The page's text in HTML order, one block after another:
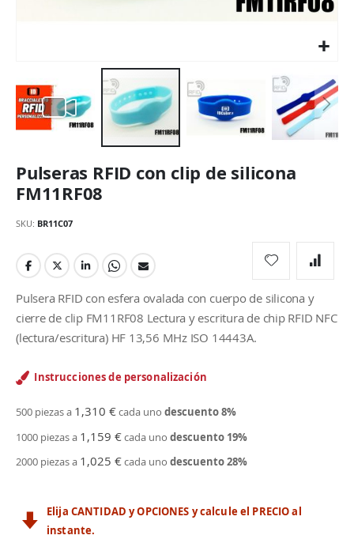
al
comienzo
de
la
de
imágenes
Pulseras RFID con clip de silicona
FM11RF08
SKU BR11C07
Pulsera RFID con esfera ovalada con cuerpo de silicona y
cierre de clip FM11RF08 Lectura y escritura de chip RFID NFC
(lectura/escritura) HF 13,56 MHz ISO 14443A.
Instrucciones de personalización
500 piezas a 1,310 €cada uno descuento8%
1000 piezas a 1,159 €cada uno descuento 19%
2000 piezas a 1,025 €cada uno descuento28%
Elija CANTIDAD y OPCIONES y calcule el PRECIO al
instante.